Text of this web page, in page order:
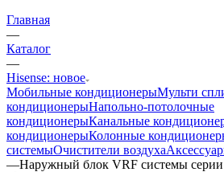
Главная
—
Каталог
—
Hisense: новое
Мобильные кондиционерыМульти
кондиционерыНапольно-потолочные
кондиционерыКанальные
кондиционерыКолонные
системыОчистители воздуха
—Наружный блок VRF системы